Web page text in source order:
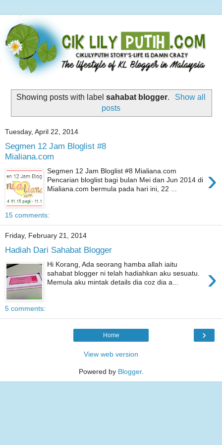
Showing posts with labelsahabat blogger.
Show all
posts
Tuesday, April 22, 2014
Segmen 12 Jam Bloglist #8
Mialiana.com
›
Segmen 12 Jam Bloglist #8 Mialiana.com
Pencarian bloglist bagi bulan Mei dan Jun 2014 di
Mialiana.com bermula pada hari ini, 22 ...
15 comments:
Friday, February 21, 2014
Hadiah Dari Sahabat Blogger
›
Hi Korang, Ada seorang hamba allah iaitu
sahabat blogger ni telah hadiahkan aku sesuatu.
Memula aku mintak details dia coz dia a...
5 comments:
›
Home
View web version
Powered by Blogger.